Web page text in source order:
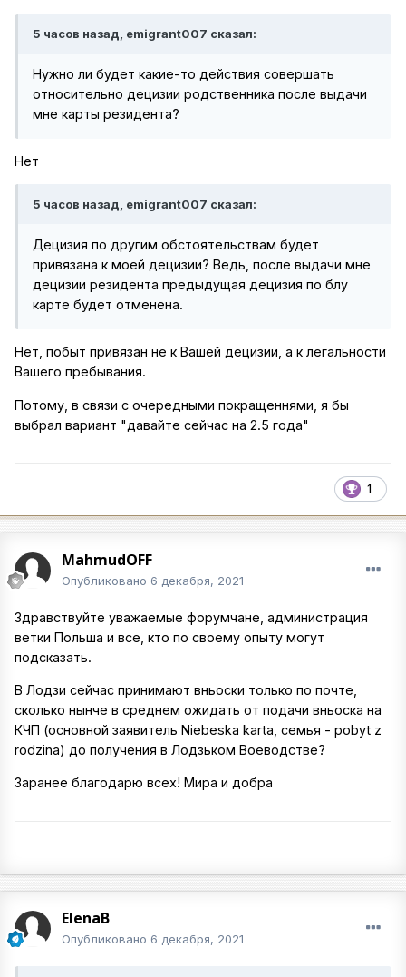
5 часов назад, emigrant007 сказал:
Нужно ли будет какие-то действия совершать
относительно децизии родственника после выдачи
мне карты резидента?
Нет
5 часов назад, emigrant007 сказал:
Децизия по другим обстоятельствам будет
привязана к моей децизии? Ведь, после выдачи мне
децизии резидента предыдущая децизия по блу
карте будет отменена.
Нет, побыт привязан не к Вашей децизии, а к легальности
Вашего пребывания.
Потому, в связи с очередными покращеннями, я бы
выбрал вариант "давайте сейчас на 2.5 года"
1
MahmudOFF
Опубликовано 6 декабря, 2021
Здравствуйте уважаемые форумчане, администрация
ветки Польша и все, кто по своему опыту могут
подсказать.
В Лодзи сейчас принимают вньоски только по почте,
сколько нынче в среднем ожидать от подачи вньоска на
КЧП (основной заявитель Niebeska karta, семья - pobyt z
rodzina) до получения в Лодзьком Воеводстве?
Заранее благодарю всех! Мира и добра
ElenaB
Опубликовано 6 декабря, 2021